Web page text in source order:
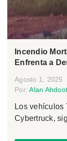
Incendio
Enfrenta a
Agosto 1, 2025
Por:Alan Ahdoot
Los vehículos
Cybertruck,